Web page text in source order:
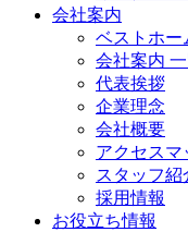
会社案内
ベストホー
会社案内
代表挨拶
企業理念
会社概要
アクセスマ
スタッフ紹
採用情報
お役立ち情報